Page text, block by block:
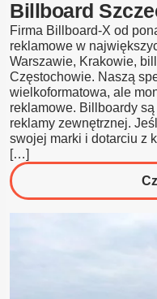
Billboard
Firma Billboard-X od
reklamowe w
Warszawie, Krakowie,
Częstochowie. Naszą
wielkoformatowa, ale
reklamowe. Billboardy
reklamy zewnętrznej.
swojej marki i dotarciu z
[…]